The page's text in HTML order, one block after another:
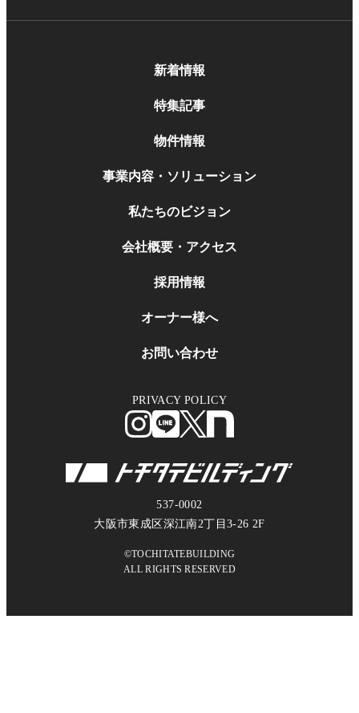
新着情報
特集記事
物件情報
事業内容・ソリューション
私たちのビジョン
会社概要・アクセス
採用情報
オーナー様へ
お問い合わせ
PRIVACY POLICY
537-0002
大阪市東成区深江南2丁目3-26 2F
©TOCHITATEBUILDING
ALL RIGHTS RESERVED